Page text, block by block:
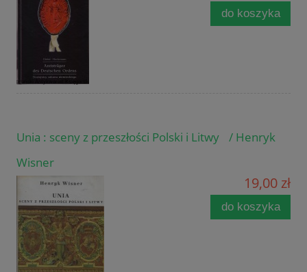
do koszyka
Unia : sceny z przeszłości Polski i Litwy / Henryk
Wisner
19,00 zł
do koszyka